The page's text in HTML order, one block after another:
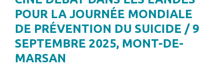
POUR LA JOURNÉE MONDIALE
DE PRÉVENTION DU SUICIDE / 9
SEPTEMBRE 2025, MONT-DE-
MARSAN